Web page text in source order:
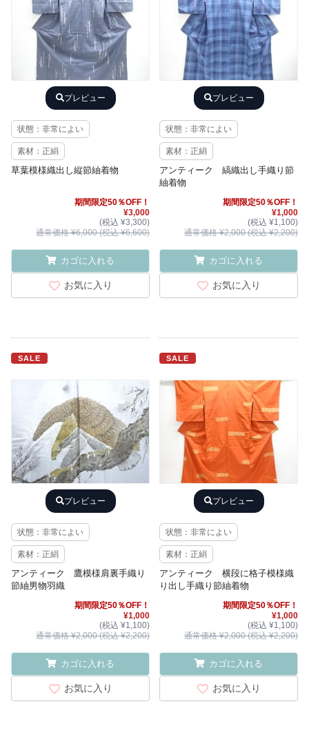
プレビュー
状態：非常によい
素材：正絹
草葉模様織出し縦節紬着物
期間限定50％OFF！
¥3,000
(税込 ¥3,300)
通常価格 ¥6,000 (税込 ¥6,600)
カゴに入れる
お気に入り
プレビュー
状態：非常によい
素材：正絹
アンティーク 縞織出し手織り節
紬着物
期間限定50％OFF！
¥1,000
(税込 ¥1,100)
通常価格 ¥2,000 (税込 ¥2,200)
カゴに入れる
お気に入り
SALE
プレビュー
状態：非常によい
素材：正絹
アンティーク 鷹模様肩裏手織り
節紬男物羽織
期間限定50％OFF！
¥1,000
(税込 ¥1,100)
通常価格 ¥2,000 (税込 ¥2,200)
カゴに入れる
お気に入り
SALE
プレビュー
状態：非常によい
素材：正絹
アンティーク 横段に格子模様織
り出し手織り節紬着物
期間限定50％OFF！
¥1,000
(税込 ¥1,100)
通常価格 ¥2,000 (税込 ¥2,200)
カゴに入れる
お気に入り